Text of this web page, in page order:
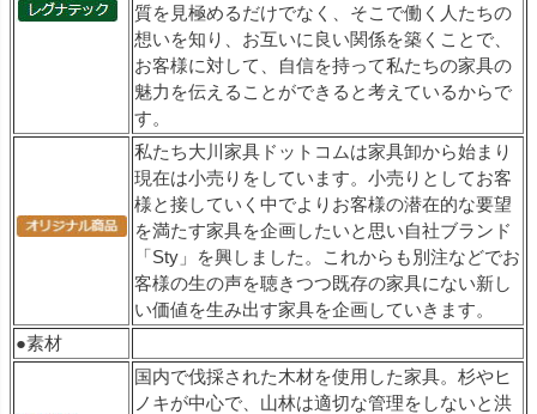
質を見極めるだけでなく、そこで働く人たちの
想いを知り、お互いに良い関係を築くことで、
お客様に対して、自信を持って私たちの家具の
魅力を伝えることができると考えているからで
す。
私たち大川家具ドットコムは家具卸から始まり
現在は小売りをしています。小売りとしてお客
様と接していく中でよりお客様の潜在的な要望
を満たす家具を企画したいと思い自社ブランド
「Sty」を興しました。これからも別注などでお
客様の生の声を聴きつつ既存の家具にない新し
い価値を生み出す家具を企画していきます。
●素材
国内で伐採された木材を使用した家具。杉やヒ
ノキが中心で、山林は適切な管理をしないと洪